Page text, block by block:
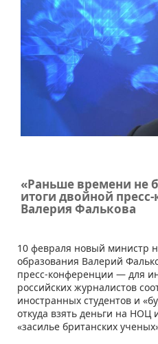
«Раньше времени не
итоги двойной
Валерия Фалькова
10 февраля новый министр
образования Валерий
пресс-конференции — для
российских журналистов
иностранных студентов и
откуда взять деньги на НОЦ
«засилье британских